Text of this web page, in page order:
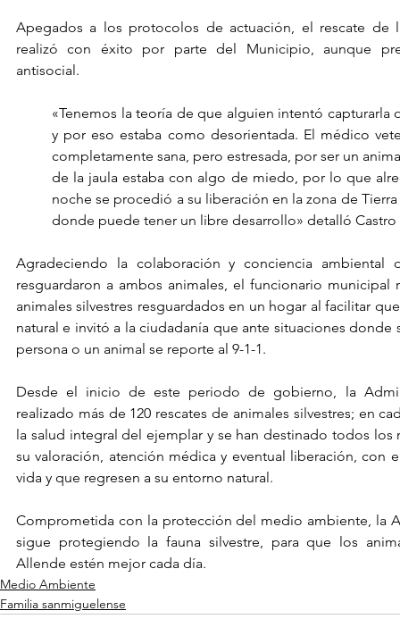
Apegados a los protocolos de actuación, el rescate de
realizó con éxito por parte del Municipio, aunque
antisocial.
«Tenemos la teoría de que alguien intentó capturarla
y por eso estaba como desorientada. El médico
completamente sana, pero estresada, por ser un
de la jaula estaba con algo de miedo, por lo que
noche se procedió a su liberación en la zona de
donde puede tener un libre desarrollo» detalló Castro
Agradeciendo la colaboración y conciencia ambiental
resguardaron a ambos animales, el funcionario municipal
animales silvestres resguardados en un hogar al facilitar
natural e invitó a la ciudadanía que ante situaciones donde
persona o un animal se reporte al 9-1-1.
Desde el inicio de este periodo de gobierno, la
realizado más de 120 rescates de animales silvestres; en
la salud integral del ejemplar y se han destinado todos los
su valoración, atención médica y eventual liberación, con
vida y que regresen a su entorno natural.
Comprometida con la protección del medio ambiente, la
sigue protegiendo la fauna silvestre, para que los
Allende estén mejor cada día.
Medio Ambiente
Familia sanmiguelense